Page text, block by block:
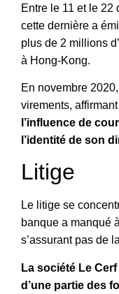
Entre le 11 et le 22
cette dernière a
plus de 2 millions
à Hong-Kong.
En novembre
virements,
l’influence de
l’identité de son
Litige
Le litige se
banque a manqué
s’assurant pas de
La société Le
d’une partie des